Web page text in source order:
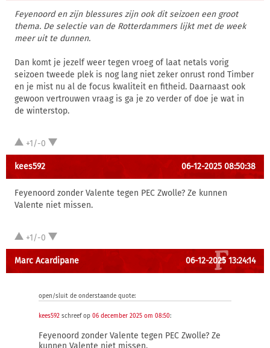
Feyenoord en zijn blessures zijn ook dit seizoen een groot
thema. De selectie van de Rotterdammers lijkt met de week
meer uit te dunnen.
Dan komt je jezelf weer tegen vroeg of laat netals vorig
seizoen tweede plek is nog lang niet zeker onrust rond Timber
en je mist nu al de focus kwaliteit en fitheid. Daarnaast ook
gewoon vertrouwen vraag is ga je zo verder of doe je wat in
de winterstop.
+1/-0
kees592 06-12-2025 08:50:38
Feyenoord zonder Valente tegen PEC Zwolle? Ze kunnen
Valente niet missen.
+1/-0
Marc Acardipane 06-12-2025 13:24:14
open/sluit de onderstaande quote:
kees592 schreef op 06 december 2025 om 08:50:
Feyenoord zonder Valente tegen PEC Zwolle? Ze
kunnen Valente niet missen.